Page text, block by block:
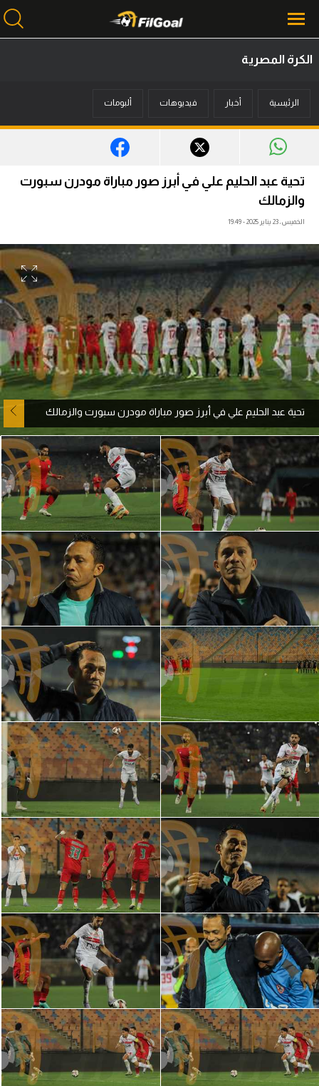
أخبار
ميركاتو
فانتازي في الجول
مسابقة التوقعات
فيديوهات
عدسات
آراء حرة
ركن الألعاب
بطولات
أمريكا 2026
الدوري المصري
الدوري الإنجليزي الممتاز
الدوري الإسباني
الدوري الإيطالي
الدوري الألماني
الدوري الفرنسي
الدوري السعودي للمحترفين
دوري أبطال أوروبا
دوري أبطال إفريقيا
كل البطولات
أقسام
الكرة المصرية
الدوري المصري
الكرة الأوروبية
الكرة الإفريقية
منتخب مصر
سعودي في الجول
الدوري الإنجليزي
الدوري الإسباني
دوري أبطال أوروبا
الكرة المصرية
الرئيسية أخبار فيديوهات ألبومات
تحية عبد الحليم علي في أبرز صور مباراة مودرن سبورت
والزمالك
الخميس، 23 يناير 2025 - 19:49
تحية عبد الحليم علي في أبرز صور مباراة مودرن سبورت والزمالك